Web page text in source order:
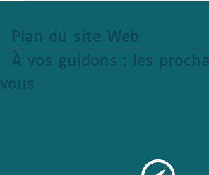
Plan du site Web
À vos guidons : les
vous